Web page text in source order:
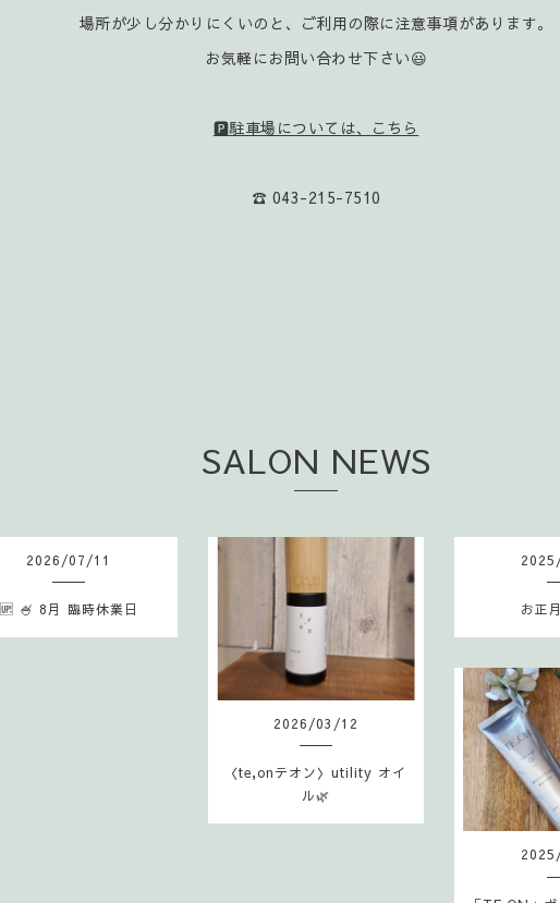
場所が少し分かりにくいのと、ご利用の際に注意事項があります。
お気軽にお問い合わせ下さい😃
🅿️駐車場については、こちら
☎️ 043-215-7510
SALON NEWS
2026/07/11
🆙 🍧 8月 臨時休業日
2026/03 /12
〈te,onテオン〉utility オイ
ル🌿
2025
お正
2025